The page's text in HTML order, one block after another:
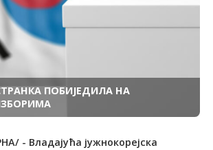
ПОБИЈЕДИЛА НА
- Владајућа јужнокорејска